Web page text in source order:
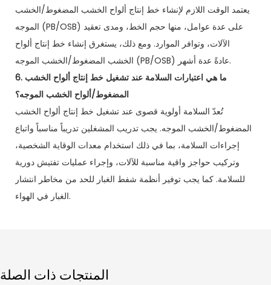
يعتمد الوقت اللازم لإنشاء خط إنتاج ألواح الخشب المضغوط/الخشب
الموجه (PB/OSB) على عدة عوامل، منها حجم الخط، ومدى تعقيد
الآلات، وتوافر الموارد. ومع ذلك، يستغرق إنشاء خط إنتاج ألواح
الخشب المضغوط/الخشب الموجه (PB/OSB) عادةً عدة أشهر.
6. ما هي اعتبارات السلامة عند تشغيل خط إنتاج ألواح الخشب
المضغوط/ألواح الخشب الموجه؟
تُعدّ السلامة أولوية قصوى عند تشغيل خط إنتاج ألواح الخشب
المضغوط/الخشب الموجه. يجب تدريب المشغلين تدريباً مناسباً واتباع
إجراءات السلامة، بما في ذلك استخدام معدات الوقاية الشخصية،
وتركيب حواجز واقية مناسبة للآلات، وإجراء عمليات تفتيش دورية
للسلامة. كما يجب توفير أنظمة شفط الغبار للحد من مخاطر انتشار
الغبار في الهواء.
المنتجات ذات الصلة